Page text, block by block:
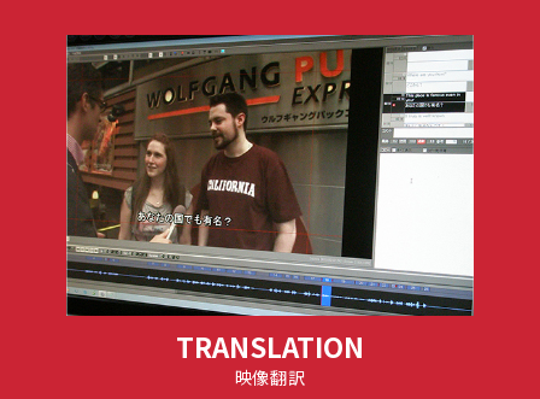
TRANSLATION
映像翻訳